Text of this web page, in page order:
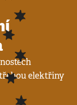
elektřiny